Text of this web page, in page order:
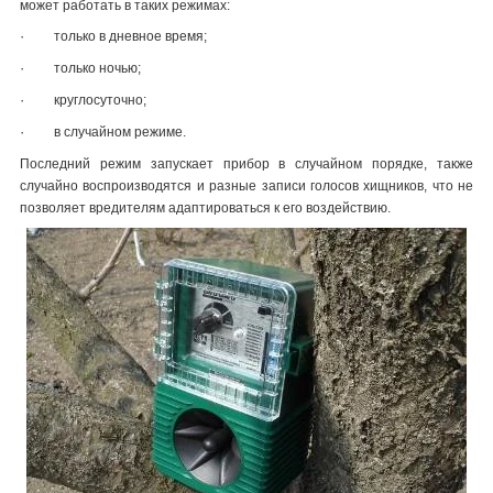
может работать в таких режимах:
· только в дневное время;
· только ночью;
· круглосуточно;
· в случайном режиме.
Последний режим запускает прибор в случайном порядке, также
случайно воспроизводятся и разные записи голосов хищников, что не
позволяет вредителям адаптироваться к его воздействию.